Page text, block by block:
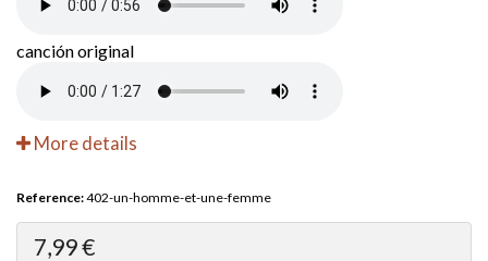
canción original
More details
Reference:402-un-homme-et-une-femme
7,99 €